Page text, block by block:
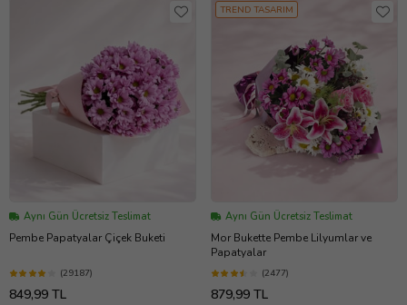
Aynı Gün Ücretsiz Teslimat
Pembe Papatyalar Çiçek Buketi
(29187)
849,99 TL
TREND TASARIM
Aynı Gün Ücretsiz Teslimat
Mor Bukette Pembe Lilyumlar ve
Papatyalar
(2477)
879,99 TL